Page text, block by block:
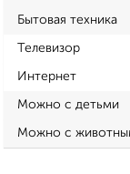
Бытовая техника
Телевизор
Интернет
Можно с детьми
Можно с